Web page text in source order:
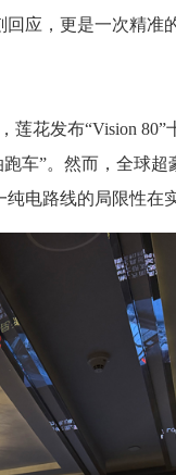
回应，更是一次精
莲花发布“Vision
车”。然而，全球
电路线的局限性在